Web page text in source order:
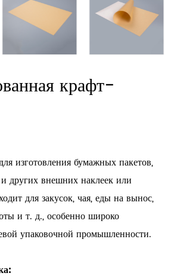
крафт-
изготовления бумажных пакетов,
и других внешних наклеек или
для закусок, чая, еды на вынос,
и т. д., особенно широко
упаковочной промышленности.